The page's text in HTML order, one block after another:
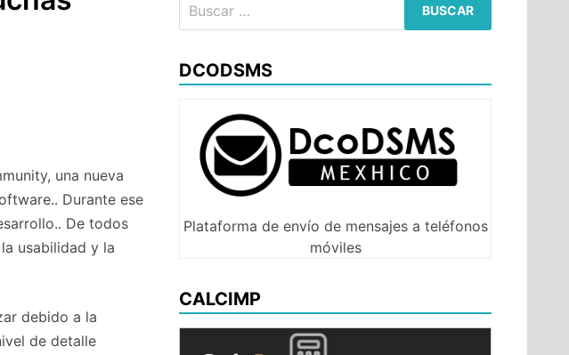
una nueva
Durante ese
De todos
usabilidad y la
debido a la
de detalle
DCODSMS
Plataforma de envío de mensajes a teléfonos
móviles
CALCIMP